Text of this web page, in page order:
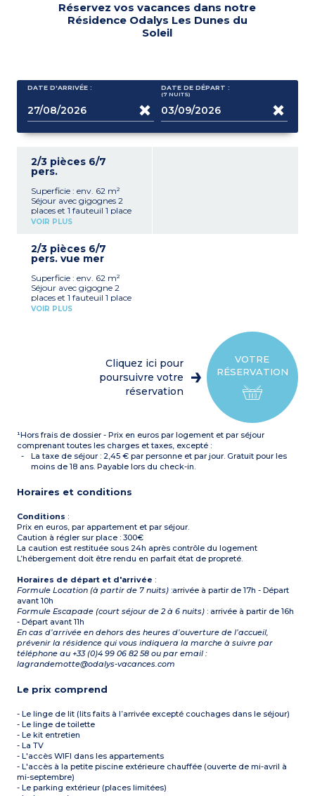
Réservez vos vacances dans notre
Résidence Odalys Les Dunes du
Soleil
DATE D'ARRIVÉE : DATE DE DÉPART :
(7 NUITS)
2/3 pièces 6/7
pers.
Superficie : env. 62 m²
Séjour avec gigognes 2
places et 1 fauteuil 1 place
Kitchenette équipée
vaisselle, cafetière à
capsules)
(160 cm) avec douche et
WC
1 chambre avec 2 lits
superposés
Au 1er et 2e étage (côté
VOIR PLUS
2/3 pièces 6/7
pers. vue mer
Superficie : env. 62 m²
Séjour avec gigogne 2
places et 1 fauteuil 1 place
Kitchenette équipée
1 chambre avec 1 lit double
1 chambre avec 2 lits
2 salles de douche, sèche-
Situé au 3e étage :
accessible par ascenseur
jusqu'au 2e étage, puis
par les escaliers.
VOIR PLUS
VOTRE
RÉSERVATION
Cliquez ici pour
poursuivre votre
réservation
¹Hors frais de dossier - Prix en euros par logement et par séjour
comprenant toutes les charges et taxes, excepté :
La taxe de séjour : 2,45 € par personne et par jour. Gratuit pour les
moins de 18 ans. Payable lors du check-in.
Horaires et conditions
Conditions :
Prix en euros, par appartement et par séjour.
Caution à régler sur place : 300€
La caution est restituée sous 24h après contrôle du logement
L’hébergement doit être rendu en parfait état de propreté.
Horaires de départ et d'arrivée :
Formule Location (à partir de 7 nuits) :arrivée à partir de 17h - Départ
avant 10h
Formule Escapade (court séjour de 2 à 6 nuits) : arrivée à partir de 16h
- Départ avant 11h
En cas d’arrivée en dehors des heures d’ouverture de l’accueil,
prévenir la résidence qui vous indiquera la marche à suivre par
téléphone au +33 (0)4 99 06 82 58 ou par email :
lagrandemotte@odalys-vacances.com
Le prix comprend
- Le linge de lit (lits faits à l’arrivée excepté couchages dans le séjour)
- Le linge de toilette
- Le kit entretien
- La TV
- L'accès WIFI dans les appartements
- L'accès à la petite piscine extérieure chauffée (ouverte de mi-avril à
mi-septembre)
- Le parking extérieur (places limitées)